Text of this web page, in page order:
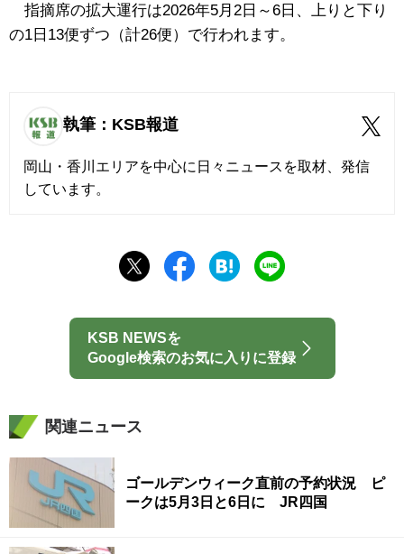
指摘席の拡大運行は2026年5月2日～6日、上りと下り
の1日13便ずつ（計26便）で行われます。
執筆：KSB報道
岡山・香川エリアを中心に日々ニュースを取材、発信
しています。
KSB NEWSを
Google検索のお気に入りに登録
関連ニュース
ゴールデンウィーク直前の予約状況 ピ
ークは5月3日と6日に JR四国